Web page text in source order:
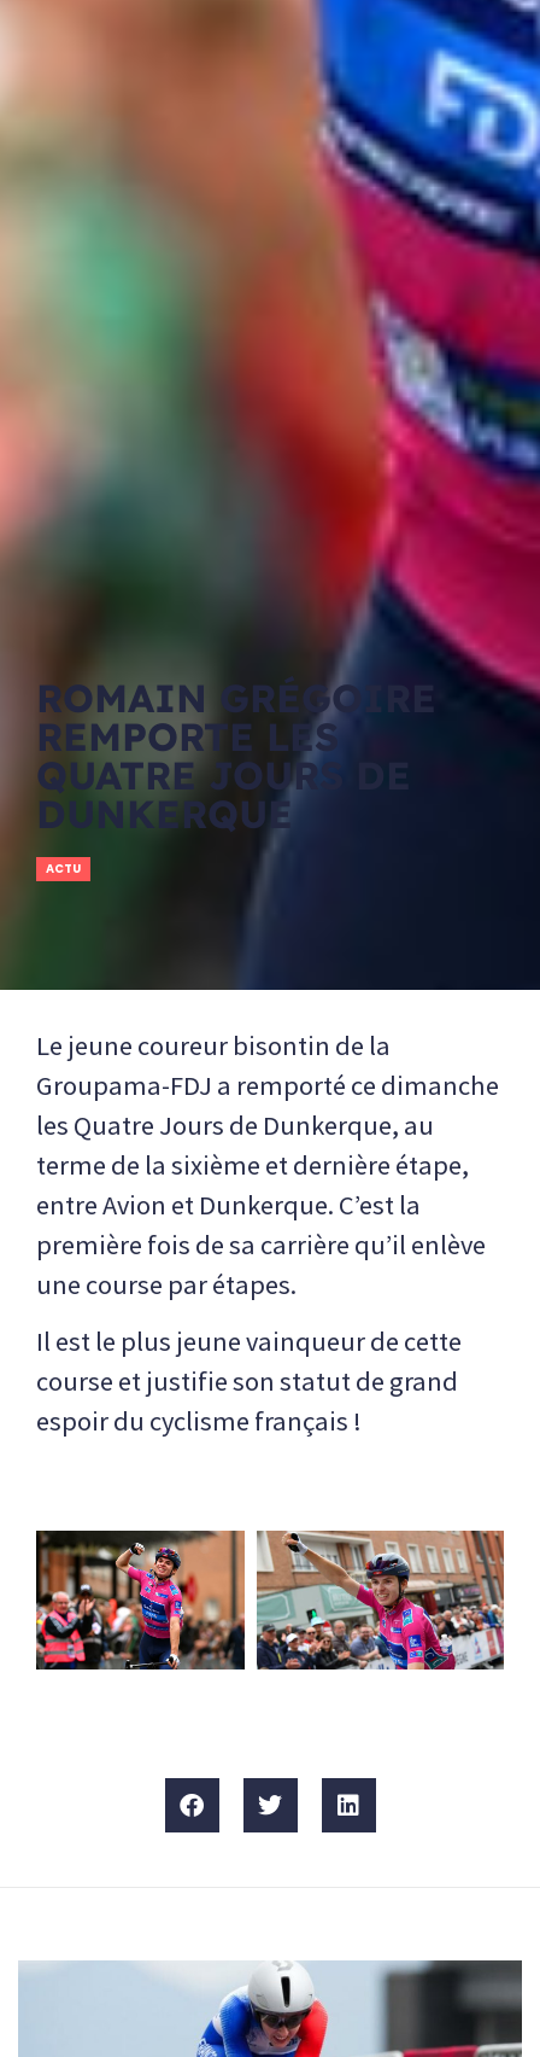
ROMAIN GRÉGOIRE
REMPORTE LES
QUATRE JOURS DE
DUNKERQUE
ACTU
Le jeune coureur bisontin de la
Groupama-FDJ a remporté ce dimanche
les Quatre Jours de Dunkerque, au
terme de la sixième et dernière étape,
entre Avion et Dunkerque. C’est la
première fois de sa carrière qu’il enlève
une course par étapes.
Il est le plus jeune vainqueur de cette
course et justifie son statut de grand
espoir du cyclisme français !